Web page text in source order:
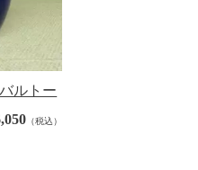
ルトー
（税込）